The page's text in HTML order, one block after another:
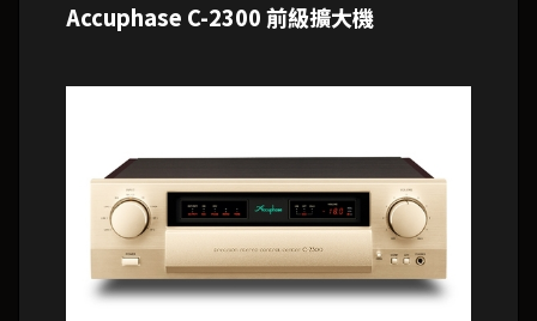
Accuphase C-2300 前級擴大機